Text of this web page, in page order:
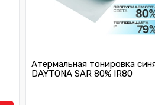
Атермальная тонировка
DAYTONA SAR 80% IR80